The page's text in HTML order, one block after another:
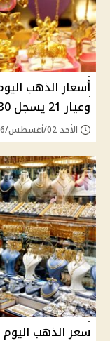
وعيار 21 يسجل 5930 جنيه للجرام
الأحد 02/أغسطس/2026 - 09:09 ص